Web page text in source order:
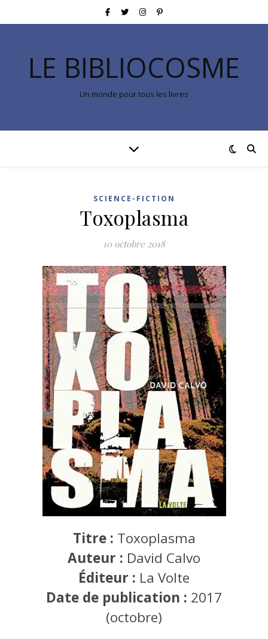
LE BIBLIOCOSME
Un monde pour tous les livres
SCIENCE-FICTION
Toxoplasma
10 octobre 2018
Titre : Toxoplasma
Auteur : David Calvo
Éditeur : La Volte
Date de publication : 2017
(octobre)